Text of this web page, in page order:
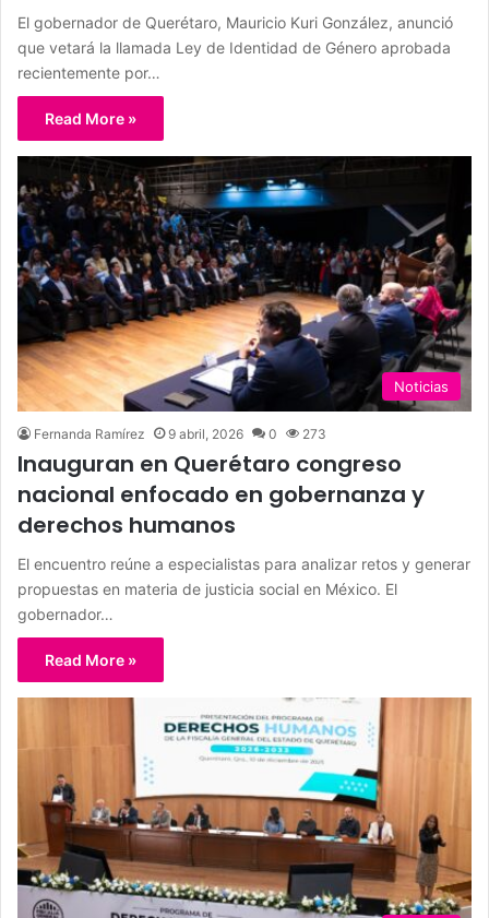
El gobernador de Querétaro, Mauricio Kuri González, anunció
que vetará la llamada Ley de Identidad de Género aprobada
recientemente por…
Read More »
Noticias
Fernanda Ramírez 9 abril, 2026 0 273
Inauguran en Querétaro congreso
nacional enfocado en gobernanza y
derechos humanos
El encuentro reúne a especialistas para analizar retos y generar
propuestas en materia de justicia social en México. El
gobernador…
Read More »